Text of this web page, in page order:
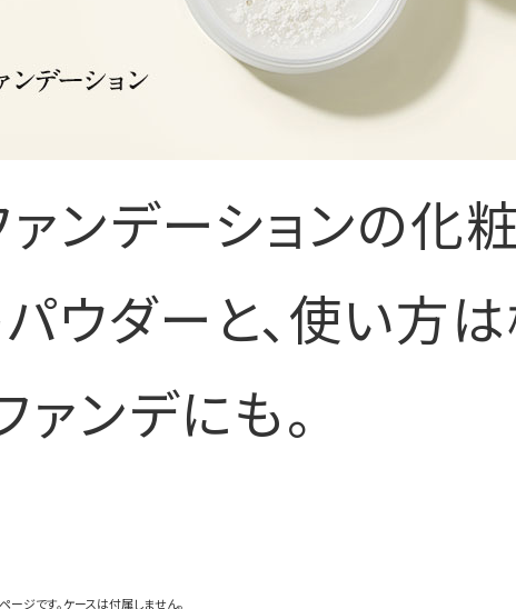
ァンデーションの化
パウダーと、使い方
ンデにも。
ジです。ケースは付属しません。